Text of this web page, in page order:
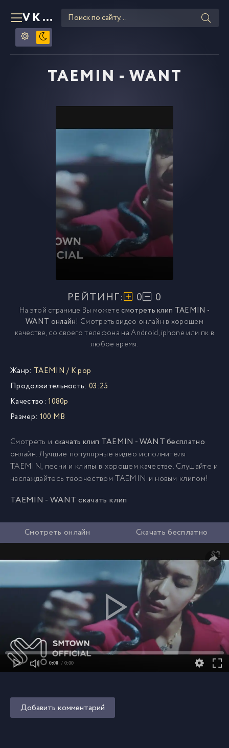
VKLIPE RU
TAEMIN - WANT
РЕЙТИНГ: 0 0
На этой странице Вы можетесмотреть клип TAEMIN -
WANT онлайн! Смотреть видео онлайн в хорошем
качестве, со своего телефона на Android, iphone или пк в
любое время.
Жанр: TAEMIN / K pop
Продолжительность: 03:25
Качество: 1080p
Размер: 100 MB
Смотреть и скачать клип TAEMIN - WANT бесплатно
онлайн. Лучшие популярные видео исполнителя
TAEMIN, песни и клипы в хорошем качестве. Слушайте и
наслаждайтесь творчеством TAEMIN и новым клипом!
TAEMIN - WANT скачать клип
Смотреть онлайн Скачать бесплатно
0:00 / 0:00
Добавить комментарий